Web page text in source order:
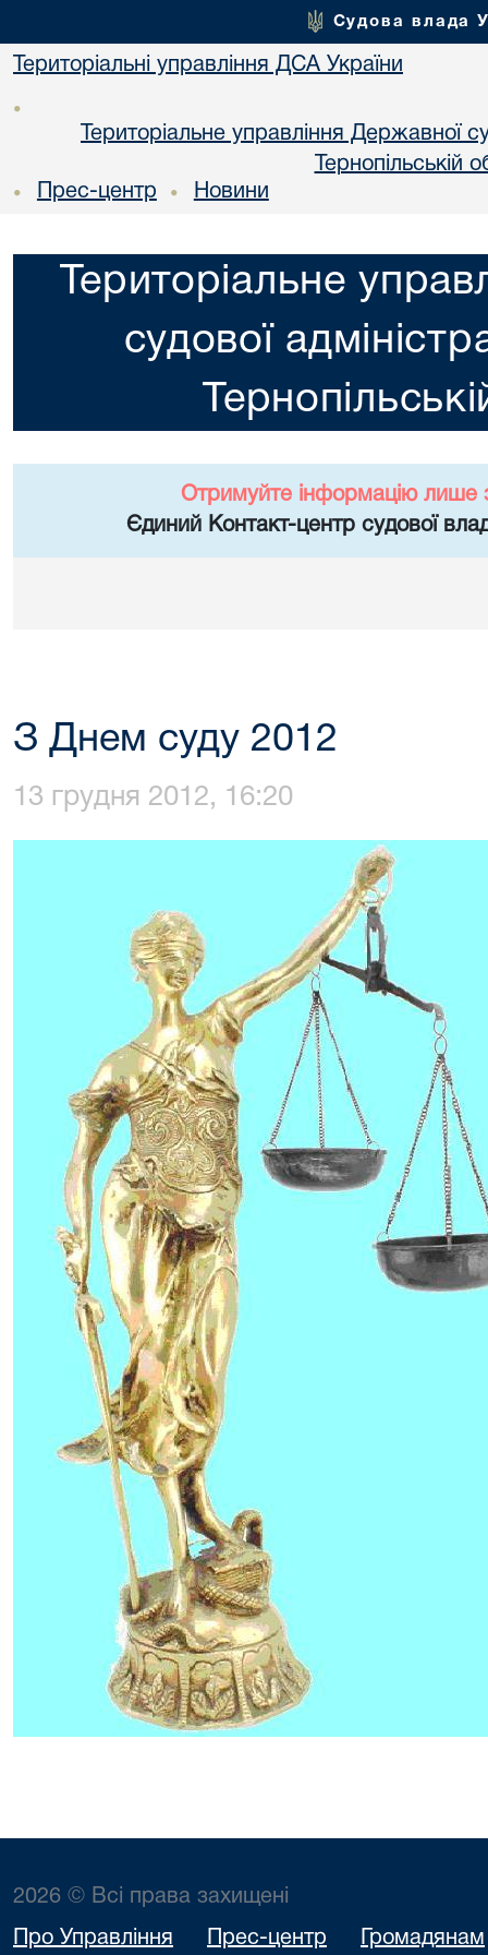
Судова влада
Територіальні управління ДСА України
•
Територіальне управління Державної
Тернопільській
• Прес-центр • Новини
Територіальне
судової
Отримуйте інформацію лише
Єдиний Контакт-центр судової
З Днем суду 2012
13 грудня 2012, 16:20
2026 © Всі права захищені
Про Управління Прес-центр Громадянам